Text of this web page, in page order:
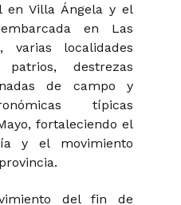
en Villa Ángela y el
en Las
localidades
destrezas
de campo y
típicas
fortaleciendo el
y el movimiento
del fin de